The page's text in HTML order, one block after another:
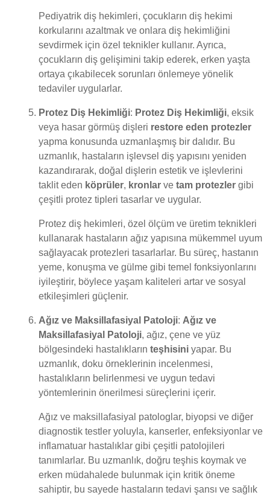
Pediyatrik diş hekimleri, çocukların diş hekimi
korkularını azaltmak ve onlara diş hekimliğini
sevdirmek için özel teknikler kullanır. Ayrıca,
çocukların diş gelişimini takip ederek, erken yaşta
ortaya çıkabilecek sorunları önlemeye yönelik
tedaviler uygularlar.
Protez Diş Hekimliği: Protez Diş Hekimliği, eksik
veya hasar görmüş dişleri restore eden protezler
yapma konusunda uzmanlaşmış bir dalıdır. Bu
uzmanlık, hastaların işlevsel diş yapısını yeniden
kazandırarak, doğal dişlerin estetik ve işlevlerini
taklit eden köprüler, kronlar vetam protezler gibi
çeşitli protez tipleri tasarlar ve uygular.
Protez diş hekimleri, özel ölçüm ve üretim teknikleri
kullanarak hastaların ağız yapısına mükemmel uyum
sağlayacak protezleri tasarlarlar. Bu süreç, hastanın
yeme, konuşma ve gülme gibi temel fonksiyonlarını
iyileştirir, böylece yaşam kaliteleri artar ve sosyal
etkileşimleri güçlenir.
Ağız ve Maksillafasiyal Patoloji: Ağız ve
Maksillafasiyal Patoloji, ağız, çene ve yüz
bölgesindeki hastalıklarınteşhisini yapar. Bu
uzmanlık, doku örneklerinin incelenmesi,
hastalıkların belirlenmesi ve uygun tedavi
yöntemlerinin önerilmesi süreçlerini içerir.
Ağız ve maksillafasiyal patologlar, biyopsi ve diğer
diagnostik testler yoluyla, kanserler, enfeksiyonlar ve
inflamatuar hastalıklar gibi çeşitli patolojileri
tanımlarlar. Bu uzmanlık, doğru teşhis koymak ve
erken müdahalede bulunmak için kritik öneme
sahiptir, bu sayede hastaların tedavi şansı ve sağlık